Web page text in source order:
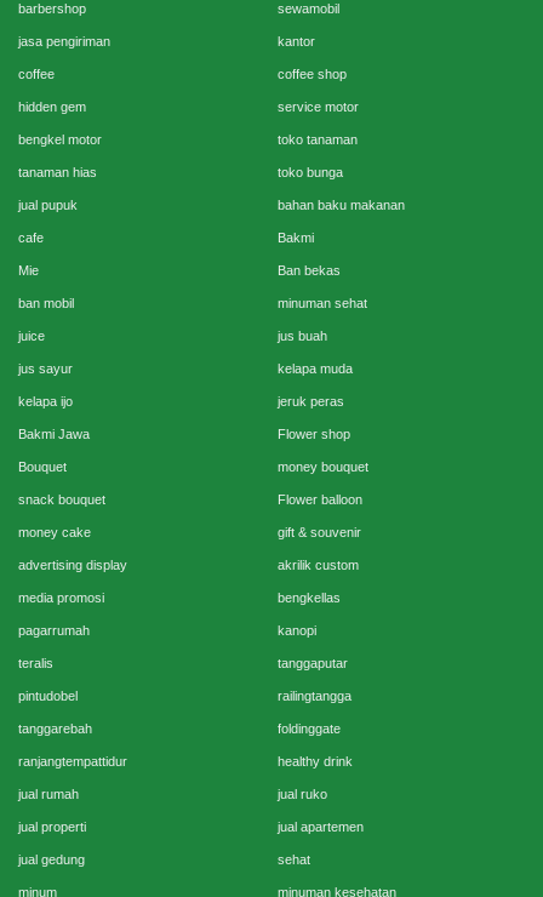
barbershop sewamobil
jasa pengiriman kantor
coffee coffee shop
hidden gem service motor
bengkel motor toko tanaman
tanaman hias toko bunga
jual pupuk bahan baku makanan
cafe Bakmi
Mie Ban bekas
ban mobil minuman sehat
juice jus buah
jus sayur kelapa muda
kelapa ijo jeruk peras
Bakmi Jawa Flower shop
Bouquet money bouquet
snack bouquet Flower balloon
money cake gift & souvenir
advertising display akrilik custom
media promosi bengkellas
pagarrumah kanopi
teralis tanggaputar
pintudobel railingtangga
tanggarebah foldinggate
ranjangtempattidur healthy drink
jual rumah jual ruko
jual properti jual apartemen
jual gedung sehat
minum minuman kesehatan